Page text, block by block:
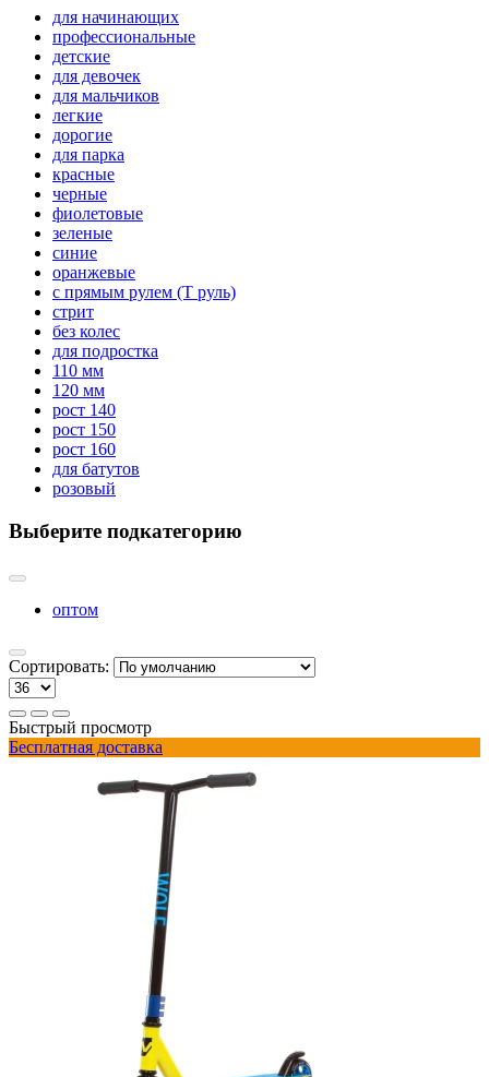
для начинающих
профессиональные
детские
для девочек
для мальчиков
легкие
дорогие
для парка
красные
черные
фиолетовые
зеленые
синие
оранжевые
с прямым рулем (Т руль)
стрит
без колес
для подростка
110 мм
120 мм
рост 140
рост 150
рост 160
для батутов
розовый
Выберите подкатегорию
оптом
Сортировать:
Быстрый просмотр
Бесплатная доставка